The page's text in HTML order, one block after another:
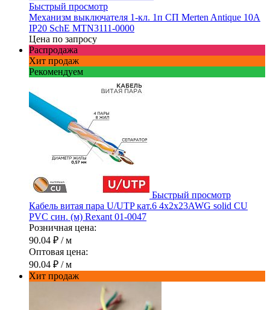
Быстрый просмотр
Механизм выключателя 1-кл. 1п СП Merten Antique 10А
IP20 SchE MTN3111-0000
Цена по запросу
Распродажа
Хит продаж
Рекомендуем
Быстрый просмотр
Кабель витая пара U/UTP кат.6 4х2х23AWG solid CU
PVC син. (м) Rexant 01-0047
Розничная цена:
90.04 ₽ / м
Оптовая цена:
90.04 ₽ / м
Хит продаж